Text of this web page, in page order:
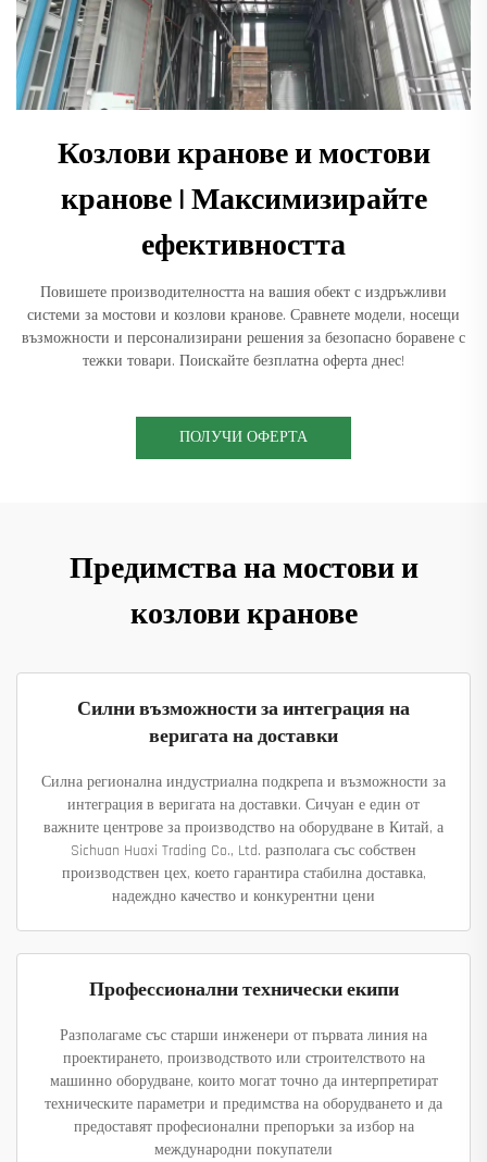
Козлови кранове и мостови
кранове | Максимизирайте
ефективността
Повишете производителността на вашия обект с издръжливи
системи за мостови и козлови кранове. Сравнете модели, носещи
възможности и персонализирани решения за безопасно боравене с
тежки товари. Поискайте безплатна оферта днес!
ПОЛУЧИ ОФЕРТА
Предимства на мостови и
козлови кранове
Силни възможности за интеграция на
веригата на доставки
Силна регионална индустриална подкрепа и възможности за
интеграция в веригата на доставки. Сичуан е един от
важните центрове за производство на оборудване в Китай, а
Sichuan Huaxi Trading Co., Ltd. разполага със собствен
производствен цех, което гарантира стабилна доставка,
надеждно качество и конкурентни цени
Профессионални технически екипи
Разполагаме със старши инженери от първата линия на
проектирането, производството или строителството на
машинно оборудване, които могат точно да интерпретират
техническите параметри и предимства на оборудването и да
предоставят професионални препоръки за избор на
международни покупатели